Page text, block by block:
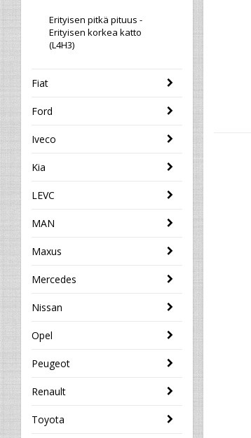
Erityisen pitkä pituus -
Erityisen korkea katto
(L4H3)
Fiat
Ford
Iveco
Kia
LEVC
MAN
Maxus
Mercedes
Nissan
Opel
Peugeot
Renault
Toyota